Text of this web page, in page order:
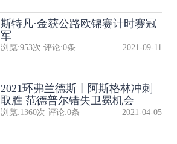
斯特凡·金获公路欧锦赛计时赛冠
军
浏览:953次 评论:0条 2021-09-11
2021环弗兰德斯丨阿斯格林冲刺
取胜 范德普尔错失卫冕机会
浏览:1360次 评论:0条 2021-04-05